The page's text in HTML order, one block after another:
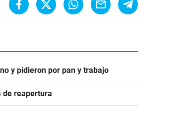
y pidieron por pan y trabajo
de reapertura